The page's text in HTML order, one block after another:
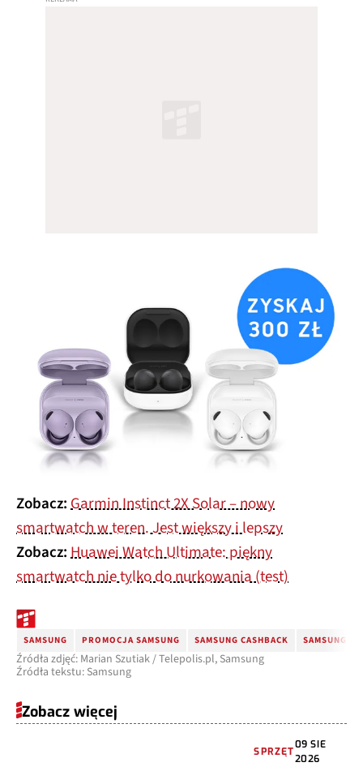
Zobacz:Garmin Instinct 2X Solar – nowy
smartwatch w teren. Jest większy i lepszy
Zobacz:Huawei Watch Ultimate: piękny
smartwatch nie tylko do nurkowania (test)
SAMSUNG PROMOCJA SAMSUNG SAMSUNG CASHBACK SAMSUNG
Źródła zdjęć: Marian Szutiak / Telepolis.pl, Samsung
Źródła tekstu: Samsung
Zobacz więcej
SPRZĘT
09 SIE
2026